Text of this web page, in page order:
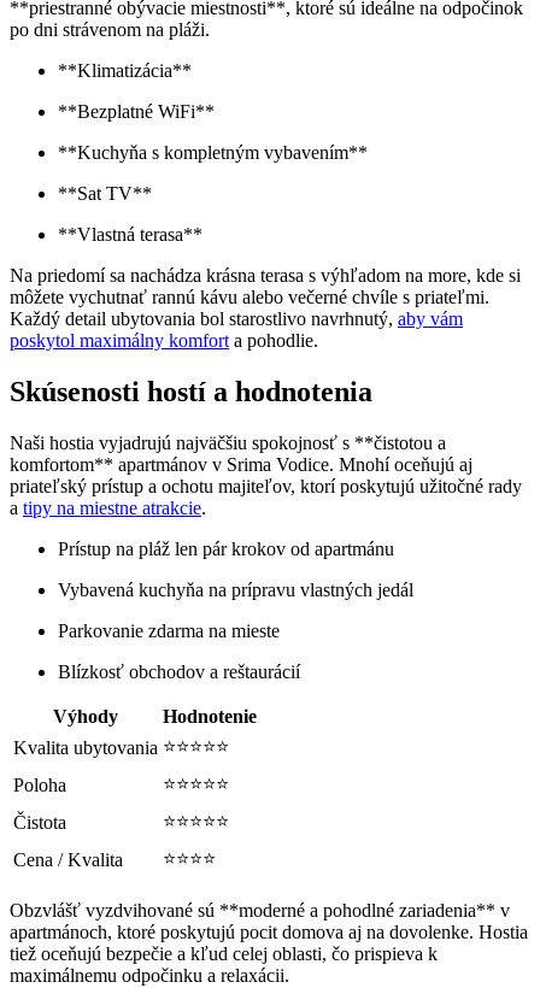
**priestranné obývacie miestnosti**, ktoré sú ideálne na odpočinok
po dni strávenom na pláži.
**Klimatizácia**
**Bezplatné WiFi**
**Kuchyňa s kompletným vybavením**
**Sat TV**
**Vlastná terasa**
Na priedomí sa nachádza krásna terasa s výhľadom na more, kde si
môžete vychutnať rannú kávu alebo večerné chvíle s priateľmi.
Každý detail ubytovania bol starostlivo navrhnutý, aby vám
poskytol maximálny komforta pohodlie.
Skúsenosti hostí a hodnotenia
Naši hostia vyjadrujú najväčšiu spokojnosť s **čistotou a
komfortom** apartmánov v Srima Vodice. Mnohí oceňujú aj
priateľský prístup a ochotu majiteľov, ktorí poskytujú užitočné rady
a tipy na miestne atrakcie.
Prístup na pláž len pár krokov od apartmánu
Vybavená kuchyňa na prípravu vlastných jedál
Parkovanie zdarma na mieste
Blízkosť obchodov a reštaurácií
Výhody
Hodnotenie
Kvalita ubytovania ⭐⭐⭐⭐⭐
Poloha
⭐⭐⭐⭐⭐
Čistota
⭐⭐⭐⭐⭐
Cena / Kvalita
⭐⭐⭐⭐
Obzvlášť vyzdvihované sú **moderné a pohodlné zariadenia** v
apartmánoch, ktoré poskytujú pocit domova aj na dovolenke. Hostia
tiež oceňujú bezpečie a kľud celej oblasti, čo prispieva k
maximálnemu odpočinku a relaxácii.